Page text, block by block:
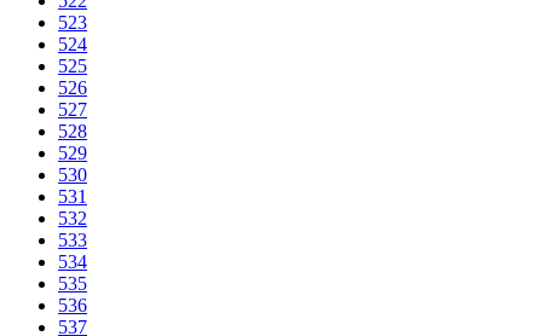
523
524
525
526
527
528
529
530
531
532
533
534
535
536
537